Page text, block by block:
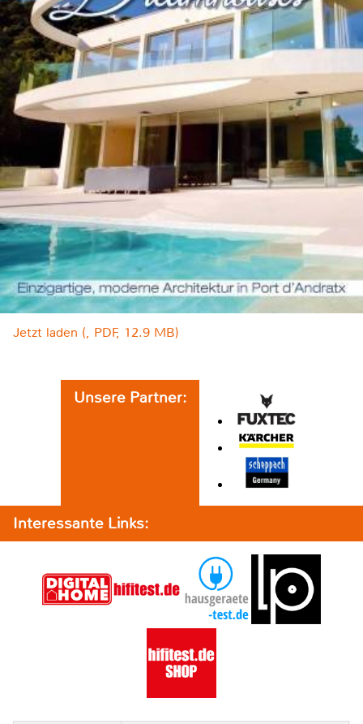
Jetzt laden (, PDF, 12.9 MB)
Unsere Partner:
Interessante Links: